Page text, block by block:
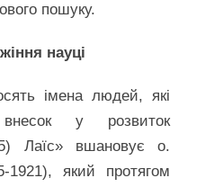
пошуку.
науці
імена людей, які
у розвиток
Лаїс» вшановує о.
1921), який протягом